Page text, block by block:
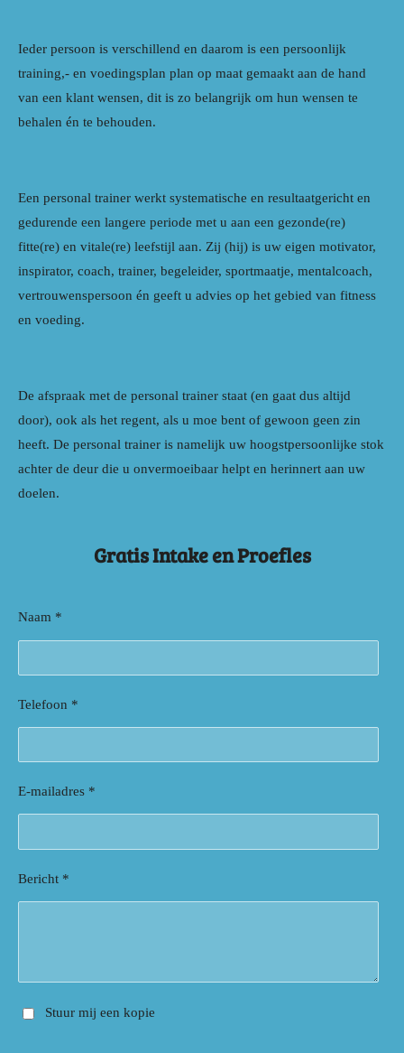
Ieder persoon is verschillend en daarom is een persoonlijk
training,- en voedingsplan plan op maat gemaakt aan de hand
van een klant wensen, dit is zo belangrijk om hun wensen te
behalen én te behouden.
Een personal trainer werkt systematische en resultaatgericht en
gedurende een langere periode met u aan een gezonde(re)
fitte(re) en vitale(re) leefstijl aan. Zij (hij) is uw eigen motivator,
inspirator, coach, trainer, begeleider, sportmaatje, mentalcoach,
vertrouwenspersoon én geeft u advies op het gebied van fitness
en voeding.
De afspraak met de personal trainer staat (en gaat dus altijd
door), ook als het regent, als u moe bent of gewoon geen zin
heeft. De personal trainer is namelijk uw hoogstpersoonlijke stok
achter de deur die u onvermoeibaar helpt en herinnert aan uw
doelen.
Gratis Intake en Proefles
Naam *
Telefoon *
E-mailadres *
Bericht *
Stuur mij een kopie